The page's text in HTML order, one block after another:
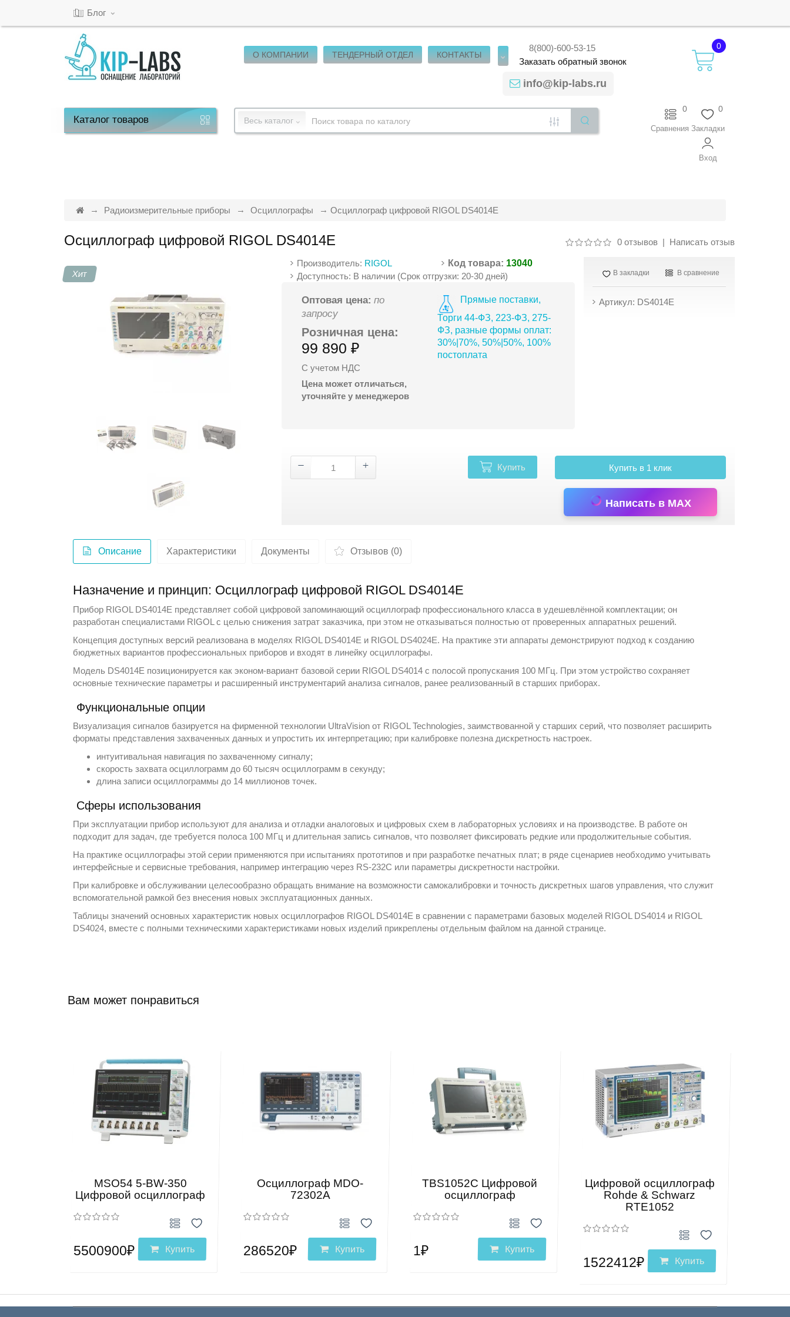
Блог
О КОМПАНИИ ТЕНДЕРНЫЙ ОТДЕЛ КОНТАКТЫ
8(800)-600-53-15
Заказатьобратныйзвонок
info@kip-labs.ru
0
Каталогтоваров Весь каталог
0
Закладки
0
Сравнения
Вход
Радиоизмерительные приборы Осциллографы Осциллограф цифровой RIGOL DS4014E
Осциллограф цифровой RIGOL DS4014E 0 отзывов| Написать отзыв
Хит
Производитель: RIGOL Код товара: 13040
Доступность: В наличии (Срок отгрузки: 20-30 дней)
Оптовая цена: по
запросу
Розничная цена:
99 890 ₽
С учетом НДС
Цена может отличаться,
уточняйте у менеджеров
Прямые поставки,
Торги 44-ФЗ, 223-ФЗ, 275-
ФЗ, разные формы оплат:
30%|70%, 50%|50%, 100%
постоплата
В закладки В сравнение
Артикул: DS4014E
Купить Купить в 1 клик
Написать в MAX
Описание Характеристики Документы Отзывов (0)
Назначение и принцип: Осциллограф цифровой RIGOL DS4014E
Прибор RIGOL DS4014E представляет собой цифровой запоминающий осциллограф профессионального класса в удешевлённой комплектации; он
разработан специалистами RIGOL с целью снижения затрат заказчика, при этом не отказываться полностью от проверенных аппаратных решений.
Концепция доступных версий реализована в моделях RIGOL DS4014E и RIGOL DS4024E. На практике эти аппараты демонстрируют подход к созданию
бюджетных вариантов профессиональных приборов и входят в линейкуосциллографы.
Модель DS4014E позиционируется как эконом-вариант базовой серии RIGOL DS4014 с полосой пропускания 100 МГц. При этом устройство сохраняет
основные технические параметры и расширенный инструментарий анализа сигналов, ранее реализованный в старших приборах.
Функциональные опции
Визуализация сигналов базируется на фирменной технологии UltraVision от RIGOL Technologies, заимствованной у старших серий, что позволяет расширить
форматы представления захваченных данных и упростить их интерпретацию; при калибровке полезна дискретность настроек.
интуитивальная навигация по захваченному сигналу;
скорость захвата осциллограмм до 60 тысяч осциллограмм в секунду;
длина записи осциллограммы до 14 миллионов точек.
Сферы использования
При эксплуатации прибор используют для анализа и отладки аналоговых и цифровых схем в лабораторных условиях и на производстве. В работе он
подходит для задач, где требуется полоса 100 МГц и длительная запись сигналов, что позволяет фиксировать редкие или продолжительные события.
На практике осциллографы этой серии применяются при испытаниях прототипов и при разработке печатных плат; в ряде сценариев необходимо учитывать
интерфейсные и сервисные требования, например интеграцию через RS-232C или параметры дискретности настройки.
При калибровке и обслуживании целесообразно обращать внимание на возможности самокалибровки и точность дискретных шагов управления, что служит
вспомогательной рамкой без внесения новых эксплуатационных данных.
Таблицы значений основных характеристик новых осциллографов RIGOL DS4014E в сравнении с параметрами базовых моделей RIGOL DS4014 и RIGOL
DS4024, вместе с полными техническими характеристиками новых изделий прикреплены отдельным файлом на данной странице.
Вам может понравиться
MSO54 5-BW-350
Цифровой осциллограф
5500900₽ Купить
Осциллограф MDO-
72302A
286520₽ Купить
TBS1052C Цифровой
осциллограф
1₽ Купить
Цифровой осциллограф
Rohde & Schwarz
RTE1052
1522412₽ Купить